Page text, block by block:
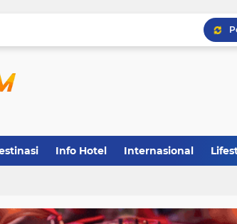
Info Hotel Internasional